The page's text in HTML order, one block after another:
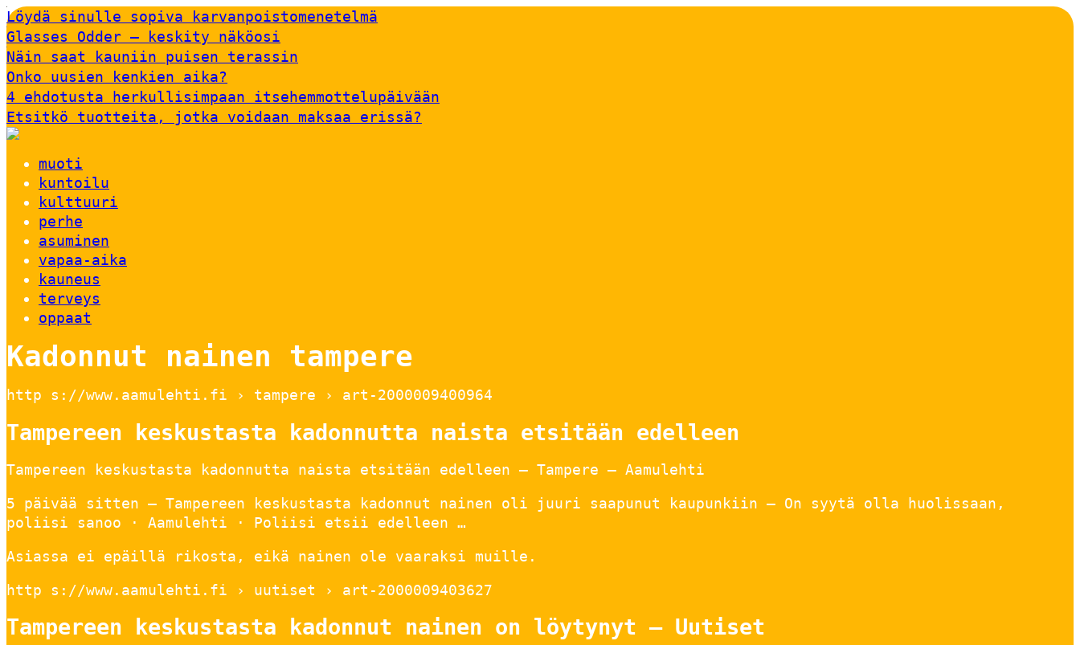
Löydä sinulle sopiva karvanpoistomenetelmä
Glasses Odder – keskity näköosi
Näin saat kauniin puisen terassin
Onko uusien kenkien aika?
4 ehdotusta herkullisimpaan itsehemmottelupäivään
Etsitkö tuotteita, jotka voidaan maksaa erissä?
muoti
kuntoilu
kulttuuri
perhe
asuminen
vapaa-aika
kauneus
terveys
oppaat
Kadonnut nainen tampere
http s://www.aamulehti.fi › tampere › art-2000009400964
Tampereen keskustasta kadonnutta naista etsitään edelleen
Tampereen keskustasta kadonnutta naista etsitään edelleen – Tampere – Aamulehti
5 päivää sitten — Tampereen keskustasta kadonnut nainen oli juuri saapunut kaupunkiin – On syytä olla huolissaan,
poliisi sanoo · Aamulehti · Poliisi etsii edelleen …
Asiassa ei epäillä rikosta, eikä nainen ole vaaraksi muille.
http s://www.aamulehti.fi › uutiset › art-2000009403627
Tampereen keskustasta kadonnut nainen on löytynyt – Uutiset